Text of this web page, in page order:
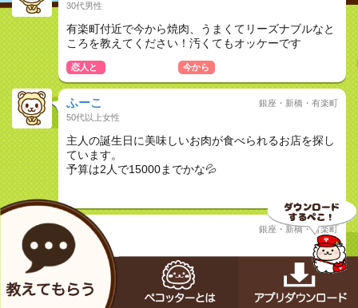
30代男性
有楽町付近で今から焼肉、うまくてリーズナブルなと
ころを教えてください！汚くてもオッケーです
恋人と 今から
ふーこ
50代以上女性
銀座・新橋・有楽町
主人の誕生日に美味しいお肉が食べられるお店を探し
ています。
予算は2人で15000までかな💦
誠
30代男性
銀座・新橋・有楽町
銀座で和食のランチに行きたいのですが、おススメあ
りますでしょうか？
おしどり夫婦 ランチで 今から